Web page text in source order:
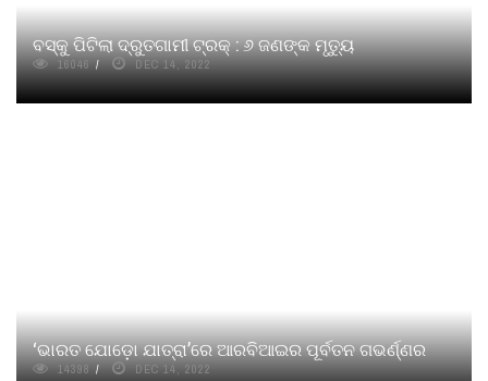
ବସ୍‌କୁ ପିଟିଲା ଦ୍ରୁତଗାମୀ ଟ୍ରକ୍ : ୬ ଜଣଙ୍କ ମୃତ୍ୟୁ
16046 DEC 14, 2022
‘ଭାରତ ଯୋଡ଼ୋ ଯାତ୍ରା’ରେ ଆରବିଆଇର ପୂର୍ବତନ ଗଭର୍ଣ୍ଣର
14398 DEC 14, 2022